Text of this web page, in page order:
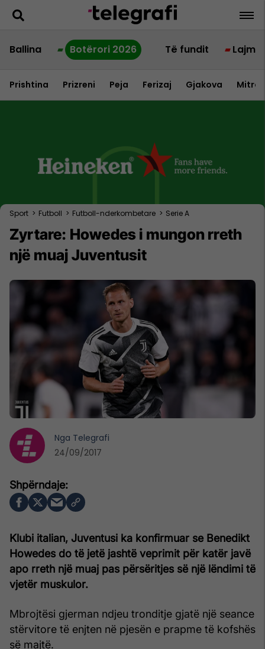
Ballina Botërori 2026 Të fundit Lajme
Prishtina Prizreni Peja Ferizaj Gjakova
Sport > Futboll > Futboll-nderkombetare > Serie A
Zyrtare: Howedes i mungon rreth
një muaj Juventusit
Klubi italian, Juventusi ka konfirmuar se Benedikt
Howedes do të jetë jashtë veprimit për katër javë
apo rreth një muaj pas përsëritjes së një lëndimi të
vjetër muskulor.
Mbrojtësi gjerman ndjeu tronditje gjatë një seance
stërvitore të enjten në pjesën e prapme të kofshës
së majtë.
Nga Telegrafi
24/09/2017